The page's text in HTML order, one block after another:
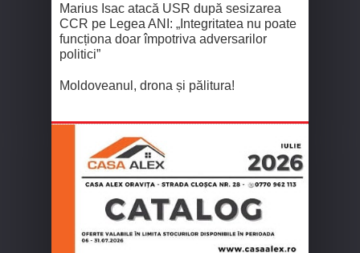
Marius Isac atacă USR după sesizarea
CCR pe Legea ANI: „Integritatea nu poate
funcționa doar împotriva adversarilor
politici”
Moldoveanul, drona și pălitura!